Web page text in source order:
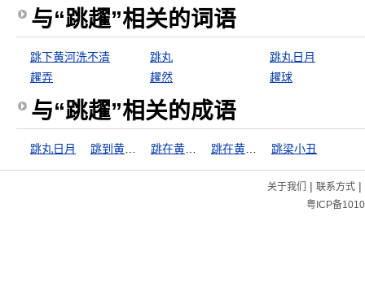
与“跳趯”相关的词语
跳下黄河洗不清 跳丸
跳丸日月
趯弄
趯然 趯球
与“跳趯”相关的成语
跳丸日月 跳梁小丑
关于我们 | 联系方式|
粤ICP备